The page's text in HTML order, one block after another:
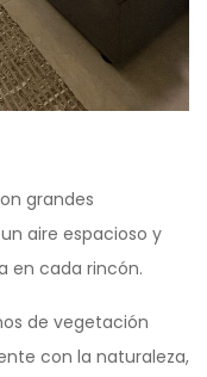
grandes
aire espacioso y
en cada rincón.
de vegetación
con la naturaleza,